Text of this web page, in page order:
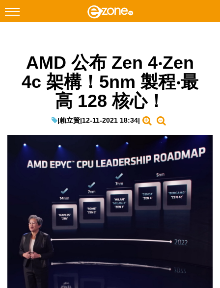
Facebook Instagram
科技焦點
教學評測
生成式AI與雲端應用
Enterprise Digital Transformation
AMD 公布 Zen 4‧Zen
4c 架構！5nm 製程‧最
高 128 核心！
|賴立賢|12-11-2021 18:34|